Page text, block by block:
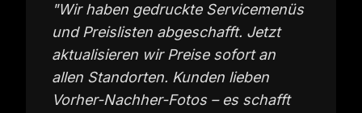
"Wir haben gedruckte Servicemenüs
und Preislisten abgeschafft. Jetzt
aktualisieren wir Preise sofort an
allen Standorten. Kunden lieben
Vorher-Nachher-Fotos – es schafft